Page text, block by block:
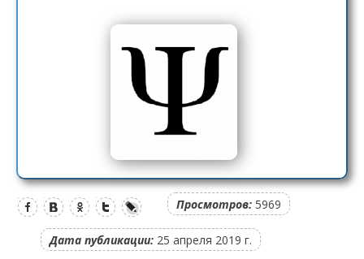
Просмотров: 5969
Дата публикации: 25 апреля 2019 г.